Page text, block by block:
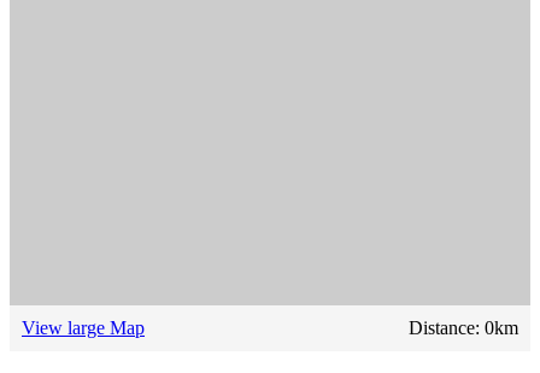
View large Map Distance: 0km